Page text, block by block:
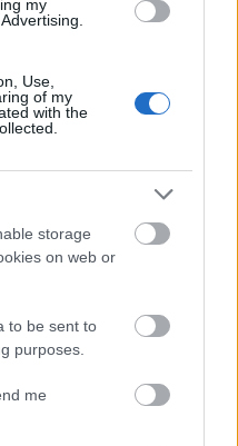
my
Use,
of my
with the
storage
on web or
to be sent to
purposes.
me
légtechnika az